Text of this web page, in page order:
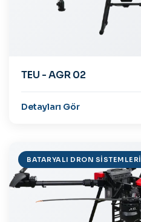
TEU - AGR 02
Detayları Gör
BATARYALI DRON SISTEMLERI